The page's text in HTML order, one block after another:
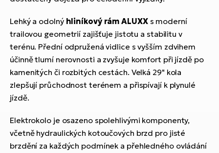
Lehký a odolný hliníkový rám ALUXXs moderní
trailovou geometrií zajišťuje jistotu a stabilitu v
terénu. Přední odpružená vidlice s vyšším zdvihem
účinně tlumí nerovnosti a zvyšuje komfort při jízdě po
kamenitých či rozbitých cestách. Velká 29" kola
zlepšují průchodnost terénem a přispívají k plynulé
jízdě.
Elektrokolo je osazeno spolehlivými komponenty,
včetně hydraulických kotoučových brzd pro jisté
brzdění za každých podmínek a přehledného ovládání